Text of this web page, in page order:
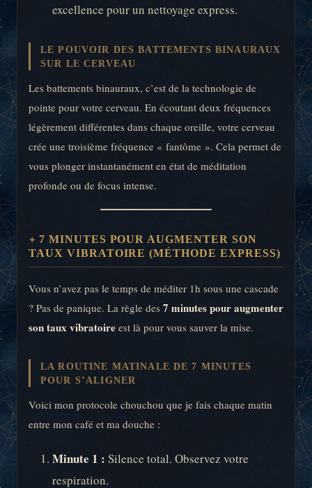
excellence pour un nettoyage express.
LE POUVOIR DES BATTEMENTS BINAURAUX
SUR LE CERVEAU
Les battements binauraux, c’est de la technologie de
pointe pour votre cerveau. En écoutant deux fréquences
légèrement différentes dans chaque oreille, votre cerveau
crée une troisième fréquence « fantôme ». Cela permet de
vous plonger instantanément en état de méditation
profonde ou de focus intense.
7 MINUTES POUR AUGMENTER SON
TAUX VIBRATOIRE (MÉTHODE EXPRESS)
Vous n’avez pas le temps de méditer 1h sous une cascade
? Pas de panique. La règle des 7 minutes pour augmenter
son taux vibratoire est là pour vous sauver la mise.
LA ROUTINE MATINALE DE 7 MINUTES
POUR S’ALIGNER
Voici mon protocole chouchou que je fais chaque matin
entre mon café et ma douche :
Minute 1 : Silence total. Observez votre
respiration.